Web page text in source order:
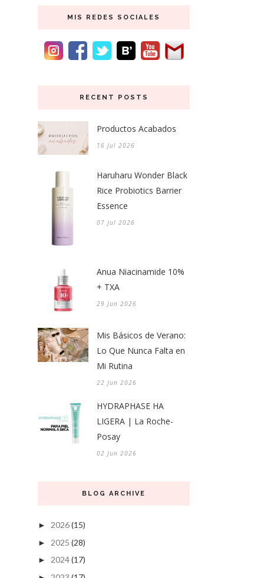
MIS REDES SOCIALES
RECENT POSTS
Productos Acabados
16 Jul 2026
Haruharu Wonder Black
Rice Probiotics Barrier
Essence
07 Jul 2026
Anua Niacinamide 10%
+ TXA
29 Jun 2026
Mis Básicos de Verano:
Lo Que Nunca Falta en
Mi Rutina
22 Jun 2026
HYDRAPHASE HA
LIGERA | La Roche-
Posay
02 Jun 2026
BLOG ARCHIVE
► 2026(15)
► 2025 (28)
► 2024(17)